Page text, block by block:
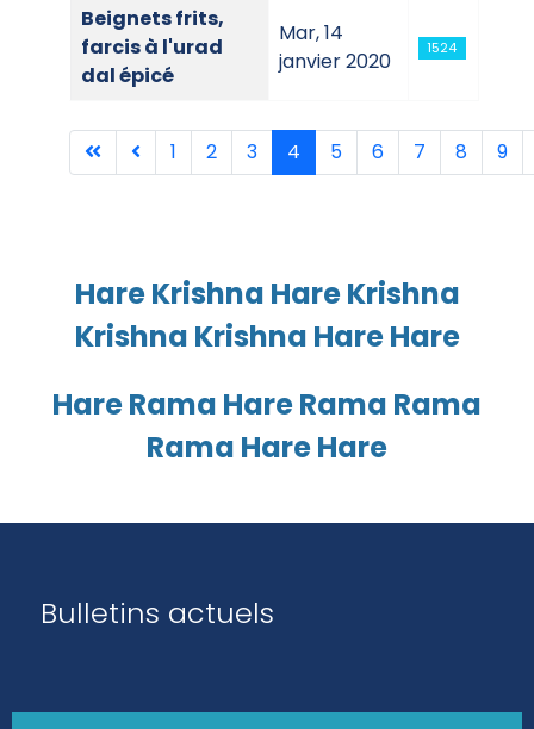
Beignets frits,
farcis à l'urad
dal épicé
Mar, 14
janvier 2020
1524
Page 4 sur 10
1 2 3 4 5 6 7 8 9
Hare Krishna Hare Krishna
Krishna Krishna Hare Hare
Hare Rama Hare Rama Rama
Rama Hare Hare
Bulletins actuels